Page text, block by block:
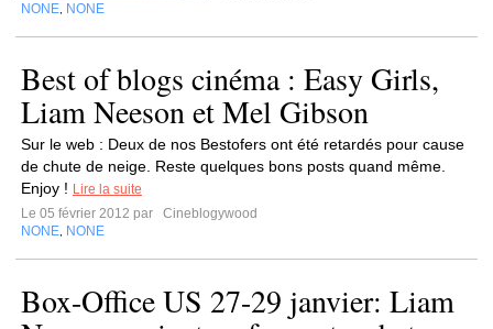
NONE NONE
Best of blogs cinéma : Easy Girls,
Liam Neeson et Mel Gibson
Sur le web : Deux de nos Bestofers ont été retardés pour cause
de chute de neige. Reste quelques bons posts quand même.
Enjoy ! Lire la suite
Le 05 février 2012 par
Cineblogywood
NONE NONE
Box-Office US 27-29 janvier: Liam